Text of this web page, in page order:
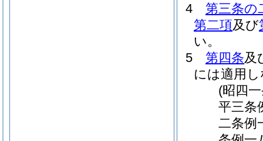
4
第三条の
第二項及び
い。
5
第四条及
には適用
(昭四
平三条
二条例